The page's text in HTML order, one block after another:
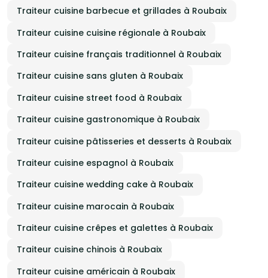
Traiteur cuisine barbecue et grillades à Roubaix
Traiteur cuisine cuisine régionale à Roubaix
Traiteur cuisine français traditionnel à Roubaix
Traiteur cuisine sans gluten à Roubaix
Traiteur cuisine street food à Roubaix
Traiteur cuisine gastronomique à Roubaix
Traiteur cuisine pâtisseries et desserts à Roubaix
Traiteur cuisine espagnol à Roubaix
Traiteur cuisine wedding cake à Roubaix
Traiteur cuisine marocain à Roubaix
Traiteur cuisine crêpes et galettes à Roubaix
Traiteur cuisine chinois à Roubaix
Traiteur cuisine américain à Roubaix